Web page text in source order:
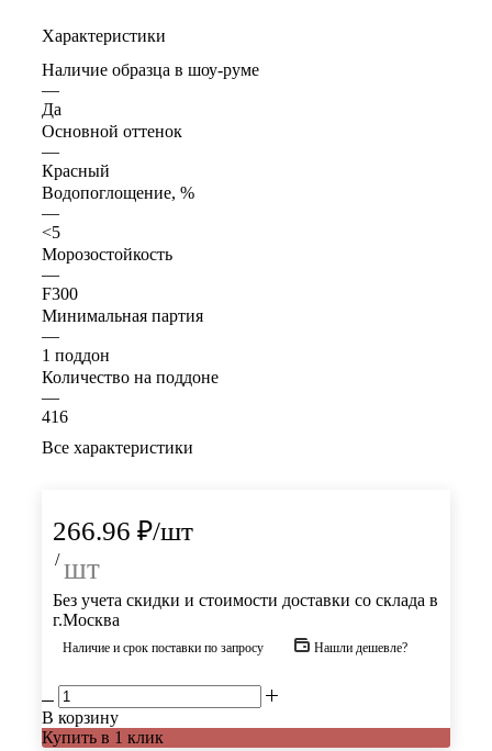
Характеристики
Наличие образца в шоу-руме
—
Да
Основной оттенок
—
Красный
Водопоглощение, %
—
<5
Морозостойкость
—
F300
Минимальная партия
—
1 поддон
Количество на поддоне
—
416
Все характеристики
266.96 ₽/шт
/ шт
Без учета скидки и стоимости доставки со склада в
г.Москва
Наличие и срок поставки по запросу Нашли дешевле?
В корзину
Купить в 1 клик